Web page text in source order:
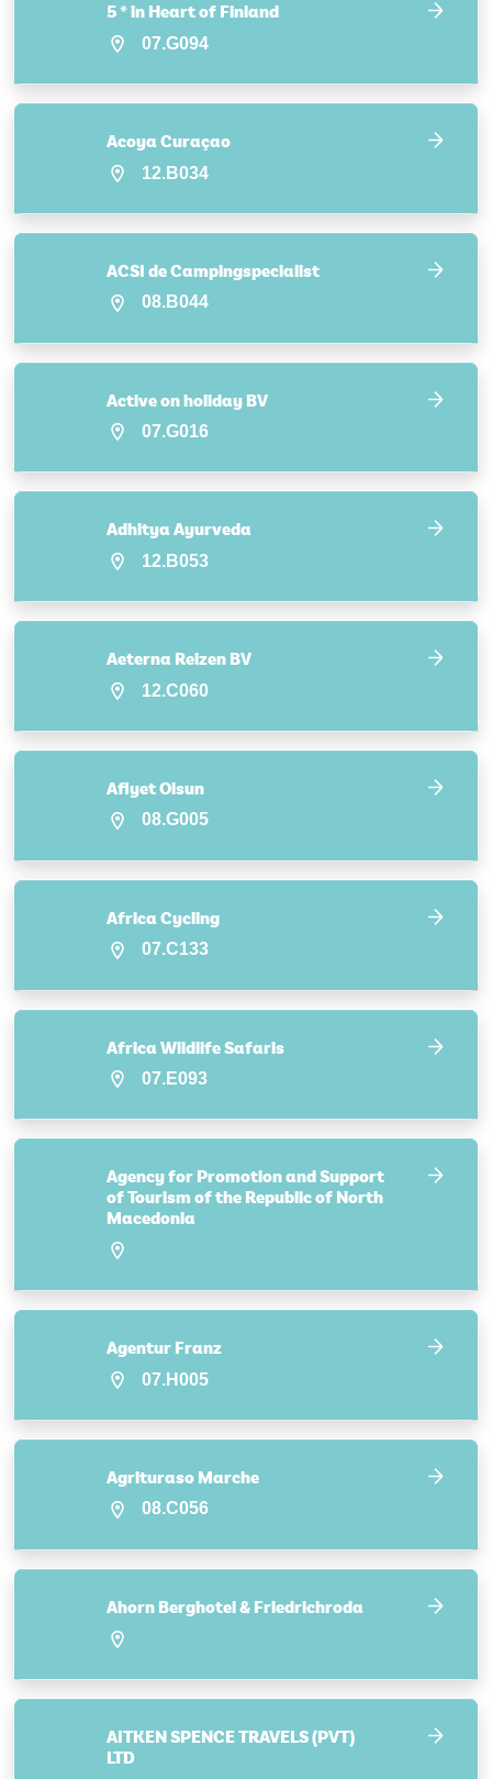
5 * in Heart of Finland
07.G094
Acoya Curaçao
12.B034
ACSI de Campingspecialist
08.B044
Active on holiday BV
07.G016
Adhitya Ayurveda
12.B053
Aeterna Reizen BV
12.C060
Afiyet Olsun
08.G005
Africa Cycling
07.C133
Africa Wildlife Safaris
07.E093
Agency for Promotion and Support
of Tourism of the Republic of North
Macedonia
Agentur Franz
07.H005
Agrituraso Marche
08.C056
Ahorn Berghotel & Friedrichroda
AITKEN SPENCE TRAVELS (PVT)
LTD